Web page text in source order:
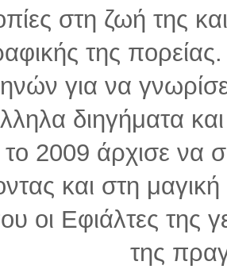
στη ζωή της
της
για να
διηγήματα
2009 άρχισε να
και στη
οι Εφιάλτες της
της